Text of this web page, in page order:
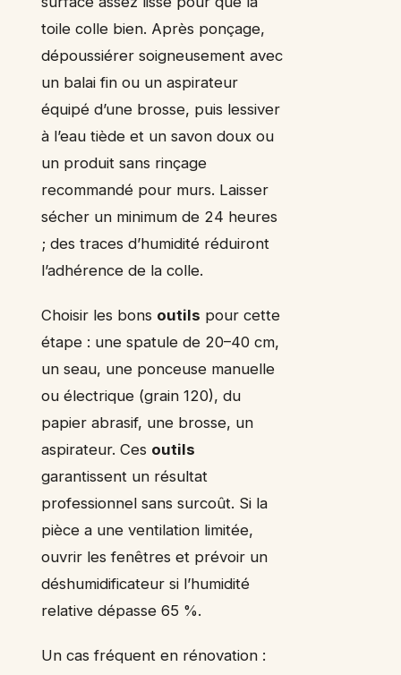
toile colle bien. Après ponçage,
dépoussiérer soigneusement avec
un balai fin ou un aspirateur
équipé d’une brosse, puis lessiver
à l’eau tiède et un savon doux ou
un produit sans rinçage
recommandé pour murs. Laisser
sécher un minimum de 24 heures
; des traces d’humidité réduiront
l’adhérence de la colle.
Choisir les bons outils pour cette
étape : une spatule de 20–40 cm,
un seau, une ponceuse manuelle
ou électrique (grain 120), du
papier abrasif, une brosse, un
aspirateur. Ces outils
garantissent un résultat
professionnel sans surcoût. Si la
pièce a une ventilation limitée,
ouvrir les fenêtres et prévoir un
déshumidificateur si l’humidité
relative dépasse 65 %.
Un cas fréquent en rénovation :